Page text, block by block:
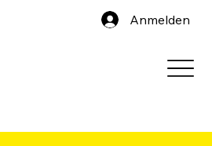
Anmelden